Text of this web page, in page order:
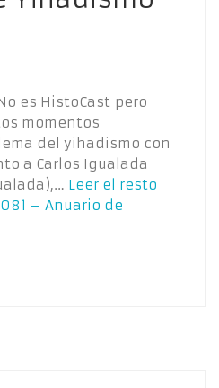
es HistoCast pero
momentos
del yihadismo con
a Carlos Igualada
Leer el resto
– Anuario de